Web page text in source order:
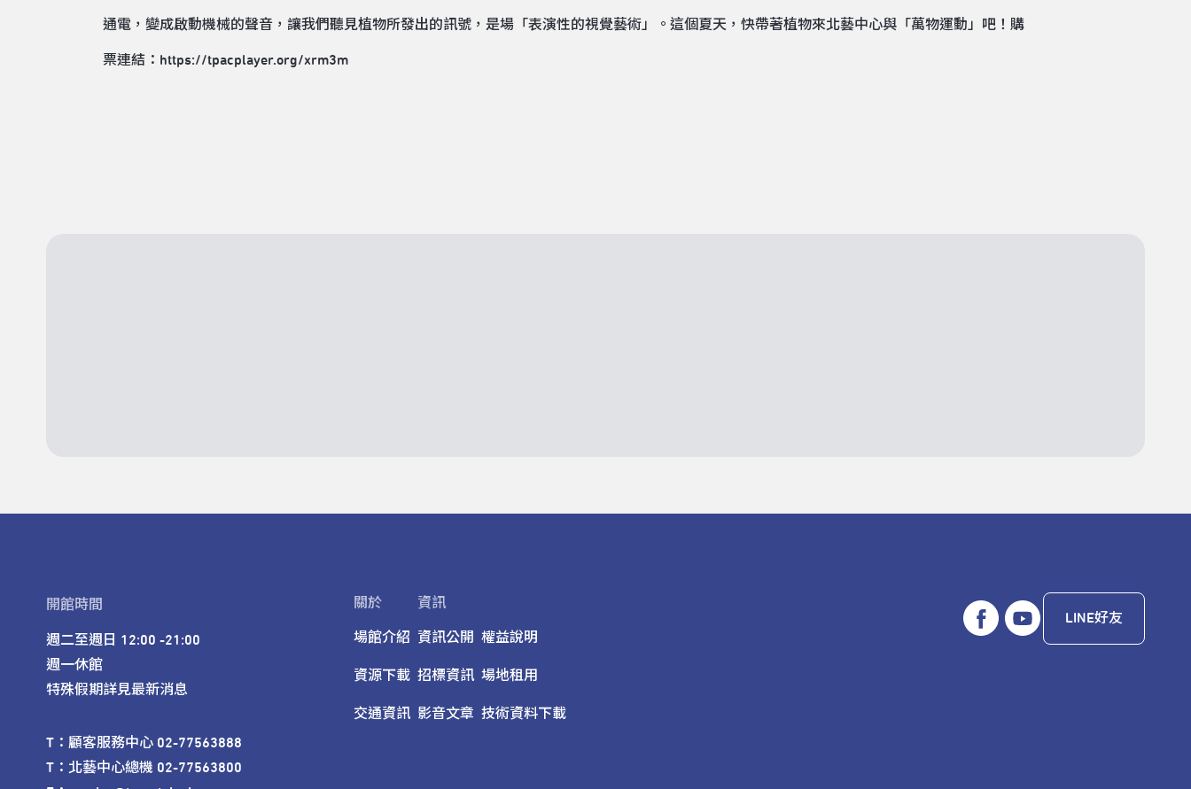
通電，變成啟動機械的聲音，讓我們聽見植物所發出的訊號，是場「表演性的視覺藝術」。這個夏天，快帶著植物來北藝中心與「萬物運動」吧！購
票連結： https://tpacplayer.org/xrm3m
開館時間
週二至週日 12:00 -21:00
週一休館
特殊假期詳見最新消息
T：顧客服務中心 02-77563888
T：北藝中心總機 02-77563800
關於
場館介紹
資源下載
交通資訊
資訊
資訊公開
招標資訊
影音文章
權益說明
場地租用
技術資料下載
LINE好友